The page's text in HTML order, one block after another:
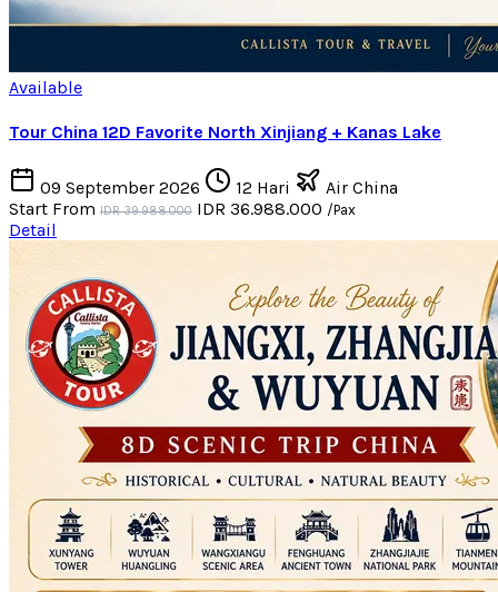
Available
Tour China 12D Favorite North Xinjiang + Kanas Lake
09 September 2026 12 Hari
Air China
Start From IDR 39.988.000 IDR 36.988.000 /Pax
Detail